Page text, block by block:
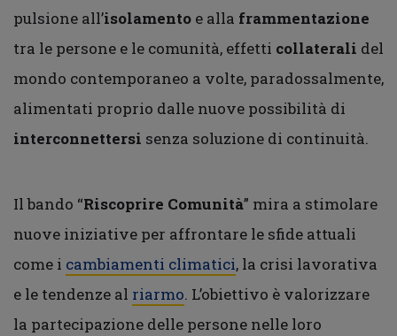
pulsione all’isolamento e alla frammentazione
tra le persone e le comunità, effetti collaterali del
mondo contemporaneo a volte, paradossalmente,
alimentati proprio dalle nuove possibilità di
interconnettersi senza soluzione di continuità.
Il bando “Riscoprire Comunità” mira a stimolare
nuove iniziative per affrontare le sfide attuali
come i cambiamenti climatici, la crisi lavorativa
e le tendenze al riarmo. L’obiettivo è valorizzare
la partecipazione delle persone nelle loro